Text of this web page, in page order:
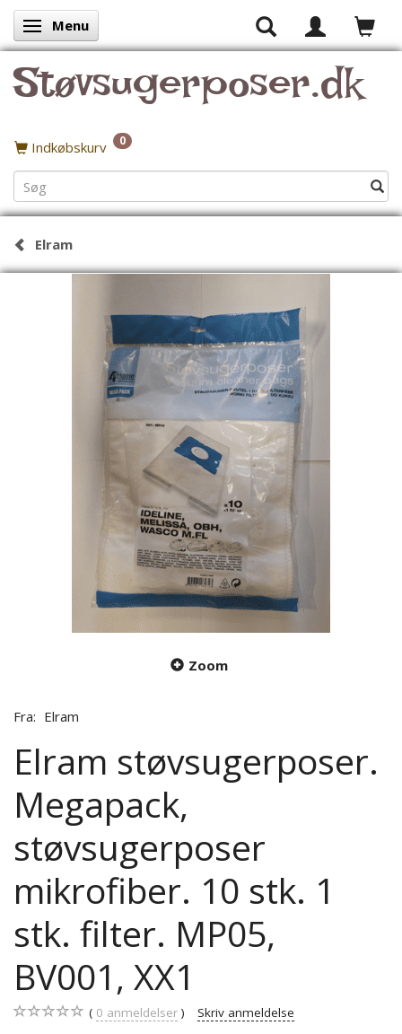
Skifte navigation
Menu
Støvsugerposer.dk
Indkøbskurv 0
Elram
Zoom
Fra: Elram
Elram støvsugerposer.
Megapack,
støvsugerposer
mikrofiber. 10 stk. 1
stk. filter. MP05,
BV001, XX1
0 anmeldelser Skriv anmeldelse